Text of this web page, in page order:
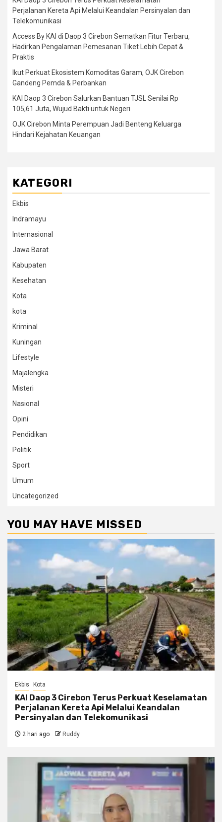
Perjalanan Kereta Api Melalui Keandalan Persinyalan dan
Telekomunikasi
Access By KAI di Daop 3 Cirebon Sematkan Fitur Terbaru,
Hadirkan Pengalaman Pemesanan Tiket Lebih Cepat &
Praktis
Ikut Perkuat Ekosistem Komoditas Garam, OJK Cirebon
Gandeng Pemda & Perbankan
KAI Daop 3 Cirebon Salurkan Bantuan TJSL Senilai Rp
105,61 Juta, Wujud Bakti untuk Negeri
OJK Cirebon Minta Perempuan Jadi Benteng Keluarga
Hindari Kejahatan Keuangan
KATEGORI
Ekbis
Indramayu
Internasional
Jawa Barat
Kabupaten
Kesehatan
Kota
kota
Kriminal
Kuningan
Lifestyle
Majalengka
Misteri
Nasional
Opini
Pendidikan
Politik
Sport
Umum
Uncategorized
YOU MAY HAVE MISSED
Ekbis Kota
KAI Daop 3 Cirebon Terus Perkuat Keselamatan
Perjalanan Kereta Api Melalui Keandalan
Persinyalan dan Telekomunikasi
2 hari ago Ruddy